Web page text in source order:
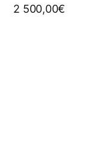
2 500,00€